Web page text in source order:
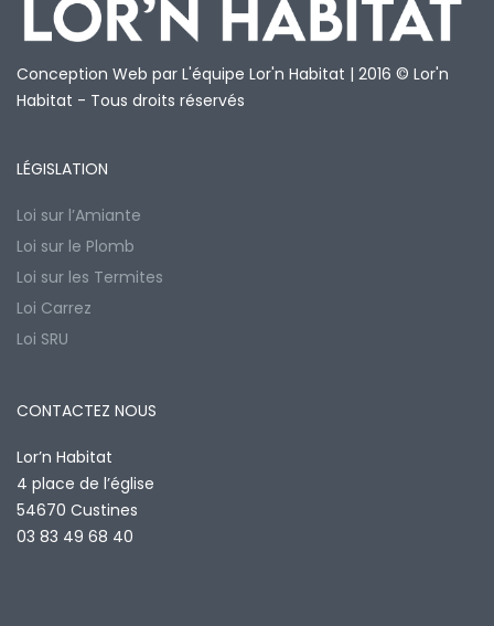
Conception Web par L'équipe Lor'n Habitat | 2016 © Lor'n
Habitat - Tous droits réservés
LÉGISLATION
Loi sur l’Amiante
Loi sur le Plomb
Loi sur les Termites
Loi Carrez
Loi SRU
CONTACTEZ NOUS
Lor’n Habitat
4 place de l’église
54670 Custines
03 83 49 68 40